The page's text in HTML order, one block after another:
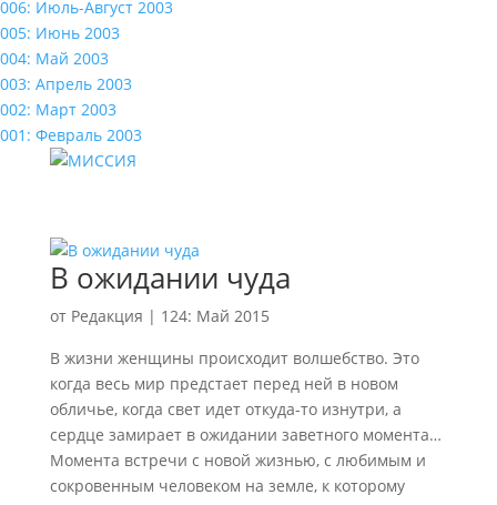
006: Июль-Август 2003
005: Июнь 2003
004: Май 2003
003: Апрель 2003
002: Март 2003
001: Февраль 2003
В ожидании чуда
от Редакция | 124: Май 2015
В жизни женщины происходит волшебство. Это
когда весь мир предстает перед ней в новом
обличье, когда свет идет откуда-то изнутри, а
сердце замирает в ожидании заветного момента…
Момента встречи с новой жизнью, с любимым и
сокровенным человеком на земле, к которому